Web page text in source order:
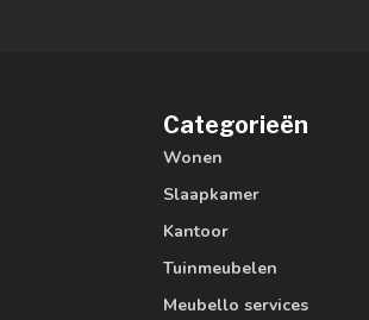
Categorieën
Wonen
Slaapkamer
Kantoor
Tuinmeubelen
Meubello services